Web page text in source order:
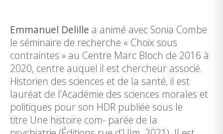
Emmanuel Delille a animé avec Sonia Combe
le séminaire de recherche « Choix sous
contraintes » au Centre Marc Bloch de 2016 à
2020, centre auquel il est chercheur associé.
Historien des sciences et de la santé, il est
lauréat de l’Académie des sciences morales et
politiques pour son HDR publiée sous le
titre Une histoire com- parée de la